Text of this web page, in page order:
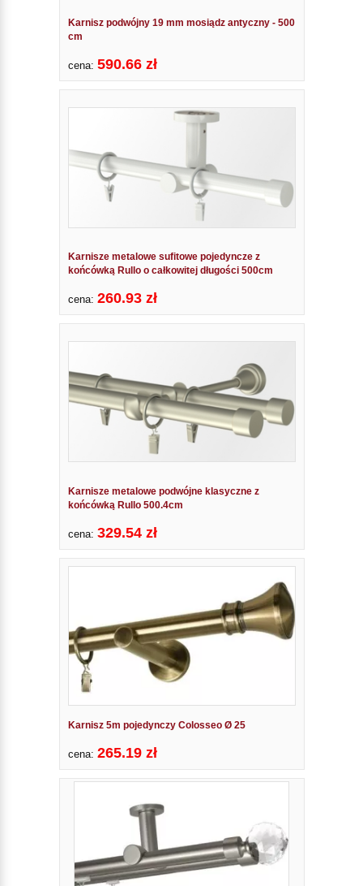
Karnisz podwójny 19 mm mosiądz antyczny - 500
cm
cena: 590.66 zł
Karnisze metalowe sufitowe pojedyncze z
końcówką Rullo o całkowitej długości 500cm
cena: 260.93 zł
Karnisze metalowe podwójne klasyczne z
końcówką Rullo 500.4cm
cena: 329.54 zł
Karnisz 5m pojedynczy Colosseo Ø 25
cena: 265.19 zł